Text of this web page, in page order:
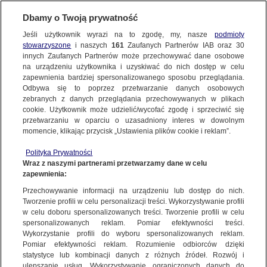
TVN24 | WYBORY DO EUROPARLAMENTU 2024
Wybory oczami młodych
NAJNOWSZE
FAKTY
TVN24 GO
POLSKA
ŚWIAT
miasta:
WARSZAWA
Dzień dobry!
Jedno konto do wszystkich usług
Dbamy o Twoją prywatność
Jeśli użytkownik wyrazi na to zgodę, my, nasze podmioty
stowarzyszone i naszych 161Zaufanych Partnerów IAB oraz 30
innych Zaufanych Partnerów może przechowywać dane osobowe
na urządzeniu użytkownika i uzyskiwać do nich dostęp w celu
zapewnienia bardziej spersonalizowanego sposobu przeglądania.
Odbywa się to poprzez przetwarzanie danych osobowych
zebranych z danych przeglądania przechowywanych w plikach
cookie. Użytkownik może udzielić/wycofać zgodę i sprzeciwić się
przetwarzaniu w oparciu o uzasadniony interes w dowolnym
momencie, klikając przycisk „Ustawienia plików cookie i reklam”.
Polityka Prywatności
Wraz z naszymi partnerami przetwarzamy dane w celu
zapewnienia:
Przechowywanie informacji na urządzeniu lub dostęp do nich.
Tworzenie profili w celu personalizacji treści. Wykorzystywanie profili
w celu doboru spersonalizowanych treści. Tworzenie profili w celu
spersonalizowanych reklam. Pomiar efektywności treści.
Wykorzystanie profili do wyboru spersonalizowanych reklam.
Pomiar efektywności reklam. Rozumienie odbiorców dzięki
statystyce lub kombinacji danych z różnych źródeł. Rozwój i